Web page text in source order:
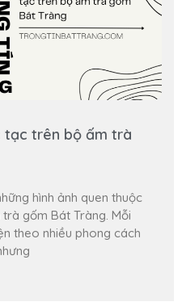
tạc trên bộ ấm trà
hình ảnh quen thuộc
gốm Bát Tràng. Mỗi
theo nhiều phong cách